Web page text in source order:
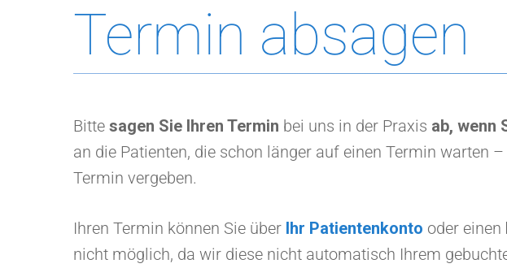
Termin absagen
Bittesagen Sie Ihren Termin bei uns in der Praxis ab, wenn
an die Patienten, die schon länger auf einen Termin warten
Termin vergeben.
Ihren Termin können Sie über Ihr Patientenkonto oder einen
nicht möglich, da wir diese nicht automatisch Ihrem